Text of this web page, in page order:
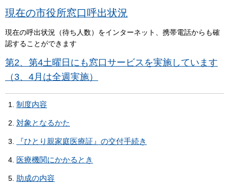
現在の市役所窓口呼出状況
現在の呼出状況（待ち人数）をインターネット、携帯電話からも確
認することができます
第2、第4土曜日にも窓口サービスを実施しています
（3、4月は全週実施）
制度内容
対象となるかた
『ひとり親家庭医療証』の交付手続き
医療機関にかかるとき
助成の内容